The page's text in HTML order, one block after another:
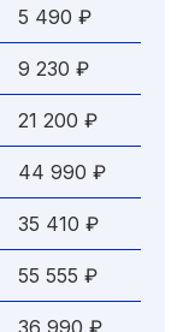
5 490 ₽
9 230 ₽
21 200 ₽
44 990 ₽
35 410 ₽
55 555 ₽
36 990 ₽